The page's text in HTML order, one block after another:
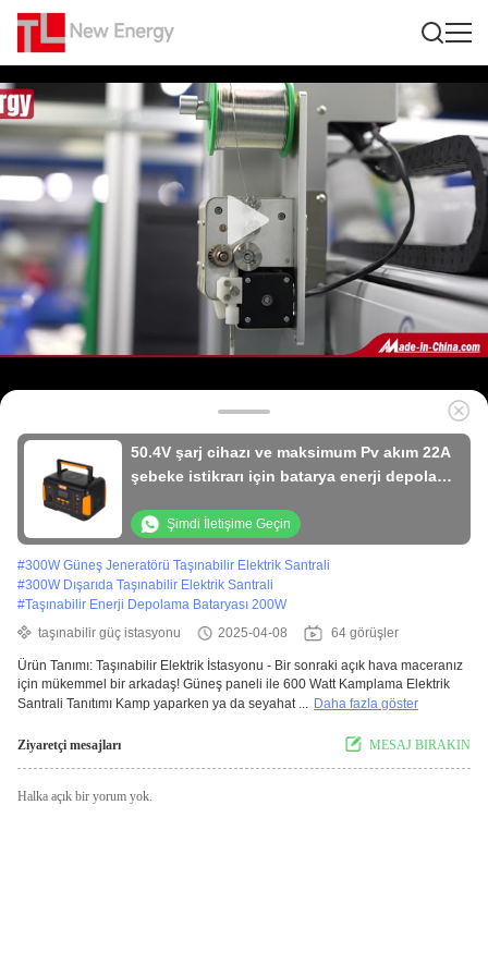
50.4V şarj cihazı ve maksimum Pv akım 22A
şebeke istikrarı için batarya enerji depolama
Şimdi İletişime Geçin
#300W Güneş Jeneratörü Taşınabilir Elektrik Santrali
#300W Dışarıda Taşınabilir Elektrik Santrali
#Taşınabilir Enerji Depolama Bataryası 200W
taşınabilir güç istasyonu
2025-04-08 64 görüşler
Ürün Tanımı: Taşınabilir Elektrik İstasyonu - Bir sonraki açık hava maceranız
için mükemmel bir arkadaş! Güneş paneli ile 600 Watt Kamplama Elektrik
Santrali Tanıtımı Kamp yaparken ya da seyahat ... Daha fazla göster
Ziyaretçi mesajları MESAJ BIRAKIN
Halka açık bir yorum yok.